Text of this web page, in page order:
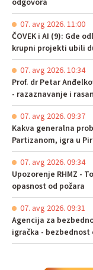
07. avg 2026. 11:00
ČOVEK i AI (9): Gde
krupni projekti ubili
07. avg 2026. 10:34
Prof. dr Petar
- razaznavanje i
07. avg 2026. 09:37
Kakva generalna
Partizanom, igra u
07. avg 2026. 09:34
Upozorenje RHMZ -
opasnost od požara
07. avg 2026. 09:31
Agencija za
igračka -